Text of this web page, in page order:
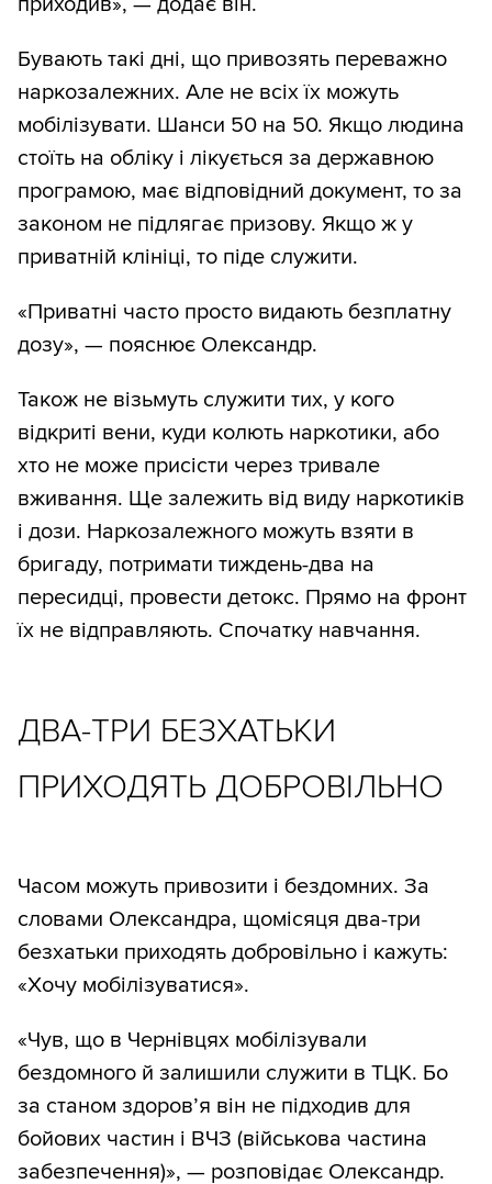
Бувають такі дні, що привозять переважно
наркозалежних. Але не всіх їх можуть
мобілізувати. Шанси 50 на 50. Якщо людина
стоїть на обліку і лікується за державною
програмою, має відповідний документ, то за
законом не підлягає призову. Якщо ж у
приватній клініці, то піде служити.
«Приватні часто просто видають безплатну
дозу», — пояснює Олександр.
Також не візьмуть служити тих, у кого
відкриті вени, куди колють наркотики, або
хто не може присісти через тривале
вживання. Ще залежить від виду наркотиків
і дози. Наркозалежного можуть взяти в
бригаду, потримати тиждень-два на
пересидці, провести детокс. Прямо на фронт
їх не відправляють. Спочатку навчання.
ДВА-ТРИ БЕЗХАТЬКИ
ПРИХОДЯТЬ ДОБРОВІЛЬНО
Часом можуть привозити і бездомних. За
словами Олександра, щомісяця два-три
безхатьки приходять добровільно і кажуть:
«Хочу мобілізуватися».
«Чув, що в Чернівцях мобілізували
бездомного й залишили служити в ТЦК. Бо
за станом здоров’я він не підходив для
бойових частин і ВЧЗ (військова частина
забезпечення)», — розповідає Олександр.